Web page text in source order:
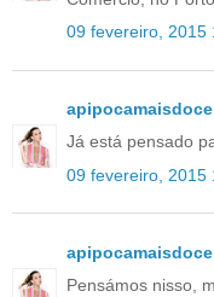
09 fevereiro, 2015
apipocamaisdoce
Já está pensado
09 fevereiro, 2015
apipocamaisdoce
Pensámos nisso,